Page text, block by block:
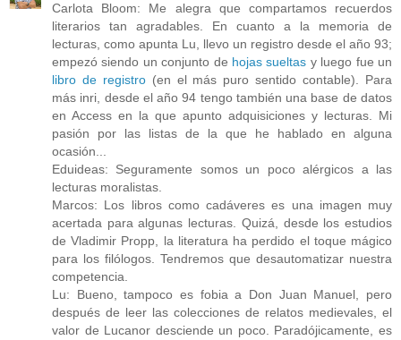
Carlota Bloom: Me alegra que compartamos recuerdos
literarios tan agradables. En cuanto a la memoria de
lecturas, como apunta Lu, llevo un registro desde el año 93;
empezó siendo un conjunto de hojas sueltas y luego fue un
libro de registro(en el más puro sentido contable). Para
más inri, desde el año 94 tengo también una base de datos
en Access en la que apunto adquisiciones y lecturas. Mi
pasión por las listas de la que he hablado en alguna
ocasión...
Eduideas: Seguramente somos un poco alérgicos a las
lecturas moralistas.
Marcos: Los libros como cadáveres es una imagen muy
acertada para algunas lecturas. Quizá, desde los estudios
de Vladimir Propp, la literatura ha perdido el toque mágico
para los filólogos. Tendremos que desautomatizar nuestra
competencia.
Lu: Bueno, tampoco es fobia a Don Juan Manuel, pero
después de leer las colecciones de relatos medievales, el
valor de Lucanor desciende un poco. Paradójicamente, es